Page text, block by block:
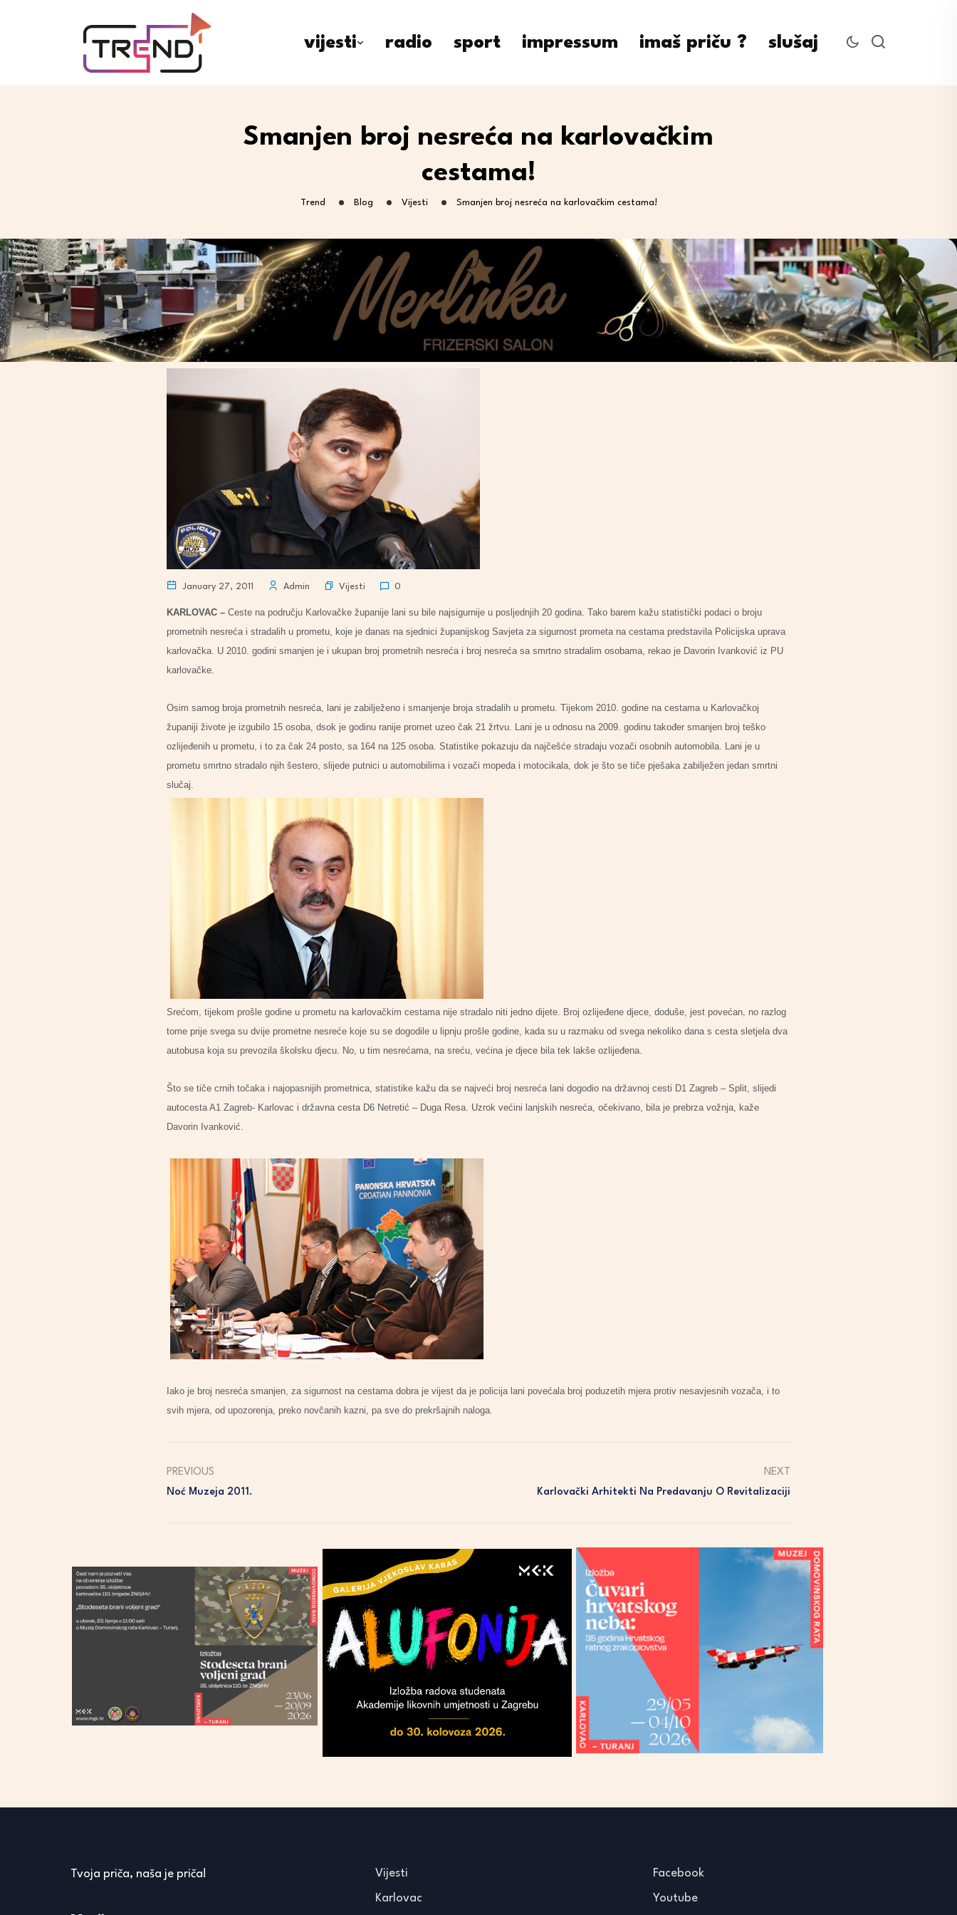
vijesti radio sport impressum imaš priču ? slušaj
Smanjen broj nesreća na karlovačkim
cestama!
Trend Blog Vijesti Smanjen broj nesreća na karlovačkim cestama!
January 27, 2011 Admin Vijesti 0
KARLOVAC – Ceste na području Karlovačke županije lani su bile najsigurnije u posljednjih 20 godina. Tako barem kažu statistički podaci o broju
prometnih nesreća i stradalih u prometu, koje je danas na sjednici županijskog Savjeta za sigurnost prometa na cestama predstavila Policijska uprava
karlovačka. U 2010. godini smanjen je i ukupan broj prometnih nesreća i broj nesreća sa smrtno stradalim osobama, rekao je Davorin Ivanković iz PU
karlovačke.
Osim samog broja prometnih nesreća, lani je zabilježeno i smanjenje broja stradalih u prometu. Tijekom 2010. godine na cestama u Karlovačkoj
županiji živote je izgubilo 15 osoba, dsok je godinu ranije promet uzeo čak 21 žrtvu. Lani je u odnosu na 2009. godinu također smanjen broj teško
ozlijeđenih u prometu, i to za čak 24 posto, sa 164 na 125 osoba. Statistike pokazuju da najčešće stradaju vozači osobnih automobila. Lani je u
prometu smrtno stradalo njih šestero, slijede putnici u automobilima i vozači mopeda i motocikala, dok je što se tiče pješaka zabilježen jedan smrtni
slučaj.
Srećom, tijekom prošle godine u prometu na karlovačkim cestama nije stradalo niti jedno dijete. Broj ozlijeđene djece, doduše, jest povećan, no razlog
tome prije svega su dvije prometne nesreće koje su se dogodile u lipnju prošle godine, kada su u razmaku od svega nekoliko dana s cesta sletjela dva
autobusa koja su prevozila školsku djecu. No, u tim nesrećama, na sreću, većina je djece bila tek lakše ozlijeđena.
Što se tiče crnih točaka i najopasnijih prometnica, statistike kažu da se najveći broj nesreća lani dogodio na državnoj cesti D1 Zagreb – Split, slijedi
autocesta A1 Zagreb- Karlovac i državna cesta D6 Netretić – Duga Resa. Uzrok većini lanjskih nesreća, očekivano, bila je prebrza vožnja, kaže
Davorin Ivanković.
Iako je broj nesreća smanjen, za sigurnost na cestama dobra je vijest da je policija lani povećala broj poduzetih mjera protiv nesavjesnih vozača, i to
svih mjera, od upozorenja, preko novčanih kazni, pa sve do prekršajnih naloga.
PREVIOUS
Noć Muzeja 2011.
NEXT
Karlovački Arhitekti Na Predavanju O Revitalizaciji
Tvoja priča, naša je priča! Vijesti
Karlovac
Facebook
Youtube